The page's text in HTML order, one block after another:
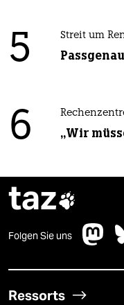
5 Streit um
6 „Wir
taz
Folgen Sie uns
Ressorts